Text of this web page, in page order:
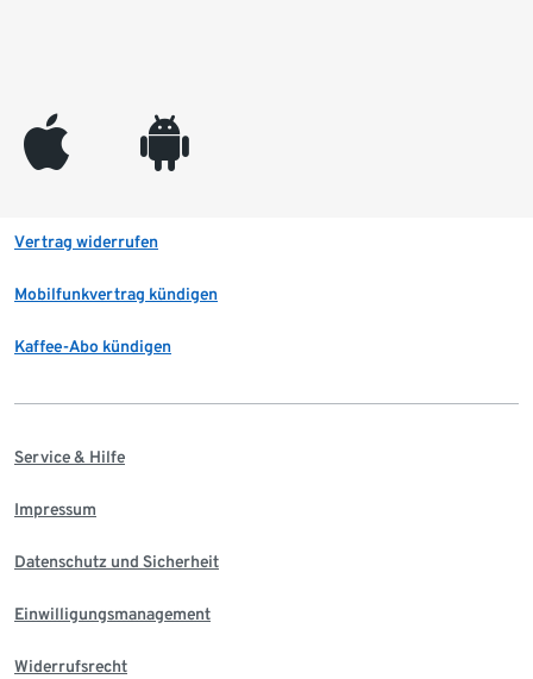
appleinc android
Vertrag widerrufen
Mobilfunkvertrag kündigen
Kaffee-Abo kündigen
Service & Hilfe
Impressum
Datenschutz und Sicherheit
Einwilligungsmanagement
Widerrufsrecht